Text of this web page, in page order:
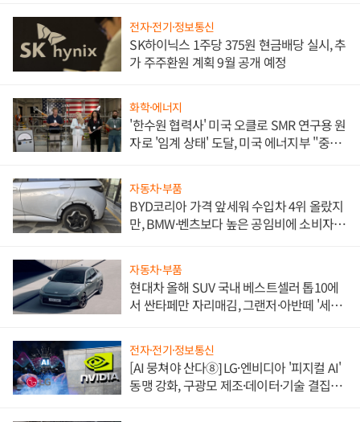
전자·전기·정보통신
SK하이닉스 1주당 375원 현금배당 실시, 추
가 주주환원 계획 9월 공개 예정
화학·에너지
'한수원 협력사' 미국 오클로 SMR 연구용 원
자로 '임계 상태' 도달, 미국 에너지부 "중요
자동차·부품
BYD코리아 가격 앞세워 수입차 4위 올랐지
만, BMW·벤츠보다 높은 공임비에 소비자
자동차·부품
현대차 올해 SUV 국내 베스트셀러 톱10에
서 싼타페만 자리매김, 그랜저·아반떼 '세단
전자·전기·정보통신
[AI 뭉쳐야 산다⑧] LG·엔비디아 '피지컬 AI'
동맹 강화, 구광모 제조·데이터·기술 결집